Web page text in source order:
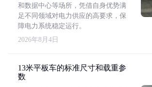
和数据中心等场所，凭借自身优势满
足不同领域对电力供应的高要求，保
障电力系统稳定运行。
2026年8月4日
13米平板车的标准尺寸和载重参
数